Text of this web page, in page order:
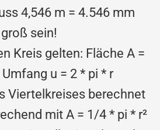
4,546 m = 4.546 mm
groß sein!
Kreis gelten: Fläche A =
Umfang u = 2 * pi * r
Viertelkreises berechnet
mit A = 1/4 * pi * r²